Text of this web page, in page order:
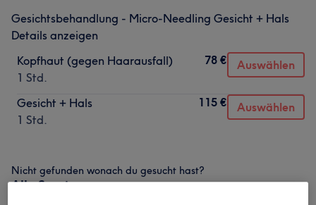
Gesichtsbehandlung - Micro-Needling Gesicht + Hals
Details anzeigen
Kopfhaut (gegen Haarausfall)
1 Std.
78 € Auswählen
Gesicht + Hals
1 Std.
115 € Auswählen
Nicht gefunden wonach du gesucht hast?
Alle Services